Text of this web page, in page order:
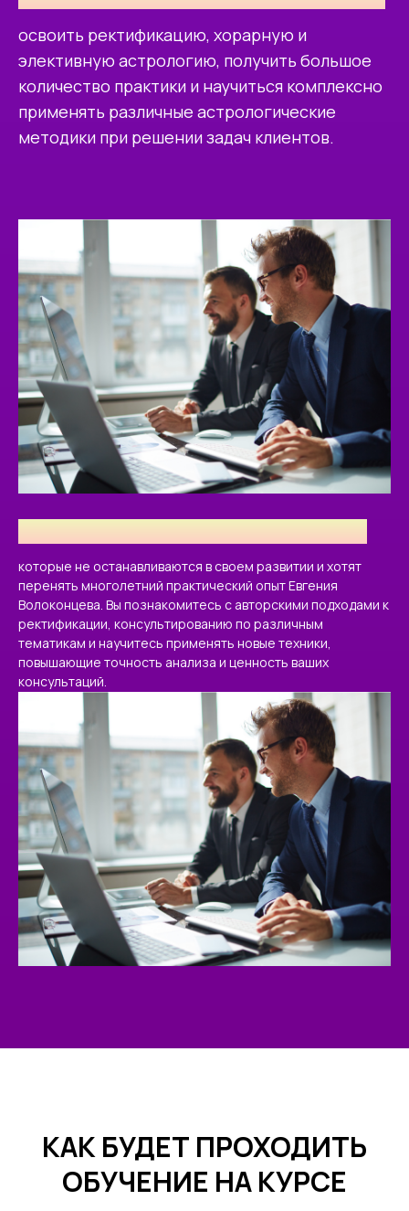
освоить ректификацию, хорарную и
элективную астрологию, получить большое
количество практики и научиться комплексно
применять различные астрологические
методики при решении задач клиентов.
которые не останавливаются в своем развитии и хотят
перенять многолетний практический опыт Евгения
Волоконцева. Вы познакомитесь с авторскими подходами к
ректификации, консультированию по различным
тематикам и научитесь применять новые техники,
повышающие точность анализа и ценность ваших
консультаций.
КАК БУДЕТ ПРОХОДИТЬ
ОБУЧЕНИЕ НА КУРСЕ